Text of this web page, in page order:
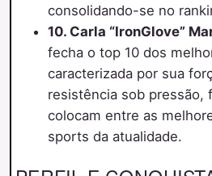
consolidando-se no
10. Carla “IronGlove”
fecha o top 10 dos
caracterizada por sua
resistência sob pressão,
colocam entre as
sports da atualidade.